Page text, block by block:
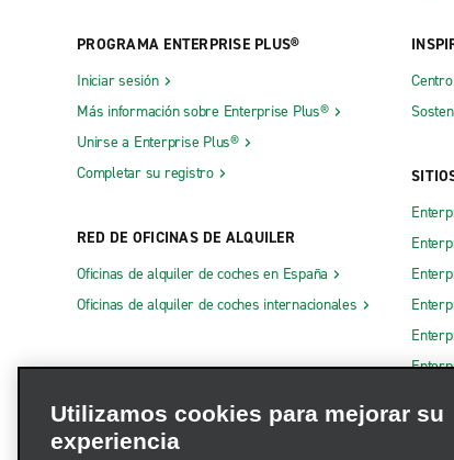
PROGRAMA ENTERPRISE PLUS®
Iniciar sesión
Más información sobre Enterprise Plus®
Unirse a Enterprise Plus®
Completar su registro
RED DE OFICINAS DE ALQUILER
Oficinas de alquiler de coches en España
Oficinas de alquiler de coches internacionales
Utilizamos cookies para mejorar su
experiencia